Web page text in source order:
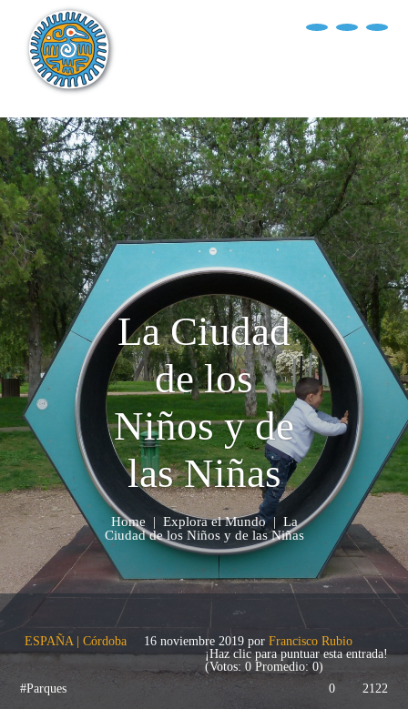
replica rolex air king watches
EXPLORA EL MUNDO
DESTINOS
ARTÍCULOS
ENTREVISTAS
¿QUIÉN SOY?
La Ciudad
de los
Niños y de
las Niñas
Home | Explora el Mundo | La
Ciudad de los Niños y de las Niñas
ESPAÑA|Córdoba 16 noviembre 2019 porFrancisco Rubio
¡Haz clic para puntuar esta entrada!
(Votos: 0Promedio: 0)
#Parques
2122
0